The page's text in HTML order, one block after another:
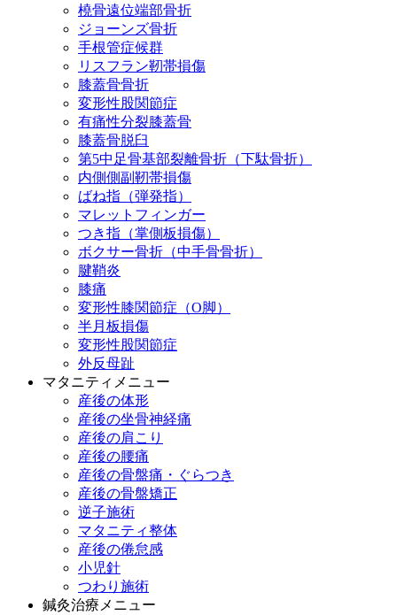
橈骨遠位端部骨折
ジョーンズ骨折
手根管症候群
リスフラン靭帯損傷
膝蓋骨骨折
変形性股関節症
有痛性分裂膝蓋骨
膝蓋骨脱臼
第5中足骨基部裂離骨折（下駄骨折）
内側側副靭帯損傷
ばね指（弾発指）
マレットフィンガー
つき指（掌側板損傷）
ボクサー骨折（中手骨骨折）
腱鞘炎
膝痛
変形性膝関節症（O脚）
半月板損傷
変形性股関節症
外反母趾
マタニティメニュー
産後の体形
産後の坐骨神経痛
産後の肩こり
産後の腰痛
産後の骨盤痛・ぐらつき
産後の骨盤矯正
逆子施術
マタニティ整体
産後の倦怠感
小児針
つわり施術
鍼灸治療メニュー